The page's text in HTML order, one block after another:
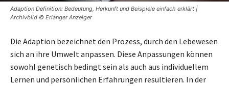
Adaption Definition: Bedeutung, Herkunft und Beispiele einfach erklärt |
Archivbild © Erlanger Anzeiger
Die Adaption bezeichnet den Prozess, durch den Lebewesen
sich an ihre Umwelt anpassen. Diese Anpassungen können
sowohl genetisch bedingt sein als auch aus individuellem
Lernen und persönlichen Erfahrungen resultieren. In der